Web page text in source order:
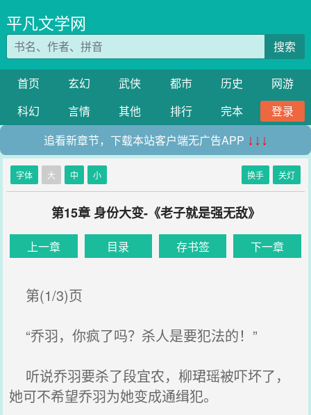
平凡文学网
搜索
首页 玄幻 武侠 都市 历史
网游
科幻
言情 其他 排行 完本
登录
追看新章节，下载本站客户端无广告APP ↓↓↓
字体 大 中 小 换手 关灯
第15章 身份大变-《老子就是强无敌》
上一章 目录 存书签 下一章
第(1/3)页
“乔羽，你疯了吗？杀人是要犯法的！”
听说乔羽要杀了段宜农，柳珺瑶被吓坏了，
她可不希望乔羽为她变成通缉犯。